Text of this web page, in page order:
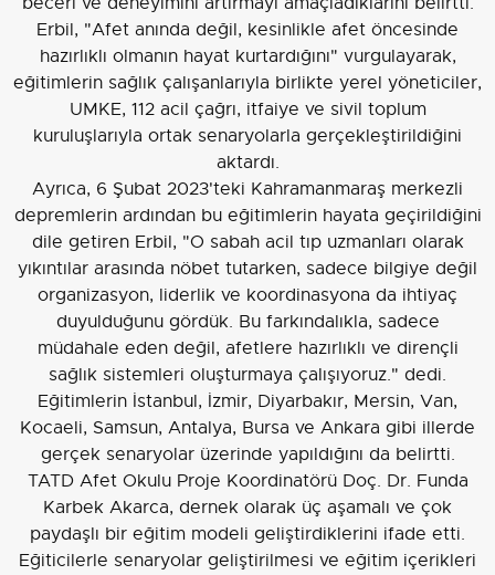
Erbil, "Afet anında değil, kesinlikle afet öncesinde
hazırlıklı olmanın hayat kurtardığını" vurgulayarak,
eğitimlerin sağlık çalışanlarıyla birlikte yerel yöneticiler,
UMKE, 112 acil çağrı, itfaiye ve sivil toplum
kuruluşlarıyla ortak senaryolarla gerçekleştirildiğini
aktardı.
Ayrıca, 6 Şubat 2023'teki Kahramanmaraş merkezli
depremlerin ardından bu eğitimlerin hayata geçirildiğini
dile getiren Erbil, "O sabah acil tıp uzmanları olarak
yıkıntılar arasında nöbet tutarken, sadece bilgiye değil
organizasyon, liderlik ve koordinasyona da ihtiyaç
duyulduğunu gördük. Bu farkındalıkla, sadece
müdahale eden değil, afetlere hazırlıklı ve dirençli
sağlık sistemleri oluşturmaya çalışıyoruz." dedi.
Eğitimlerin İstanbul, İzmir, Diyarbakır, Mersin, Van,
Kocaeli, Samsun, Antalya, Bursa ve Ankara gibi illerde
gerçek senaryolar üzerinde yapıldığını da belirtti.
TATD Afet Okulu Proje Koordinatörü Doç. Dr. Funda
Karbek Akarca, dernek olarak üç aşamalı ve çok
paydaşlı bir eğitim modeli geliştirdiklerini ifade etti.
Eğiticilerle senaryolar geliştirilmesi ve eğitim içerikleri